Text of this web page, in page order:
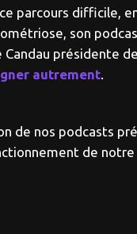
parcours difficile,
son
Candau présidente
autrement.
de nos podcasts
de